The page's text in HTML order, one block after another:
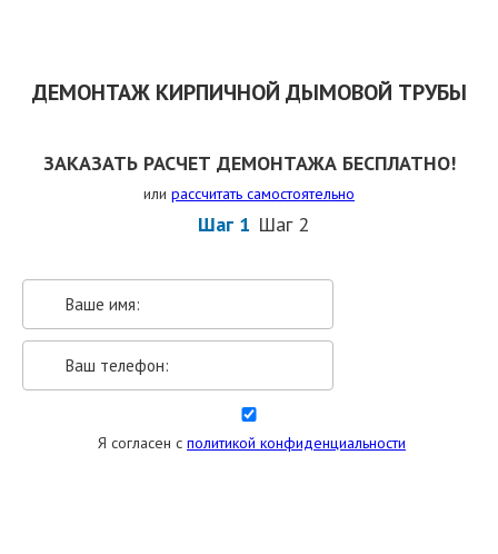
ДЕМОНТАЖ КИРПИЧНОЙ ДЫМОВОЙ ТРУБЫ
ЗАКАЗАТЬ РАСЧЕТ ДЕМОНТАЖА БЕСПЛАТНО!
или рассчитать самостоятельно
Шаг 1 Шаг 2
Я согласен с политикой конфиденциальности